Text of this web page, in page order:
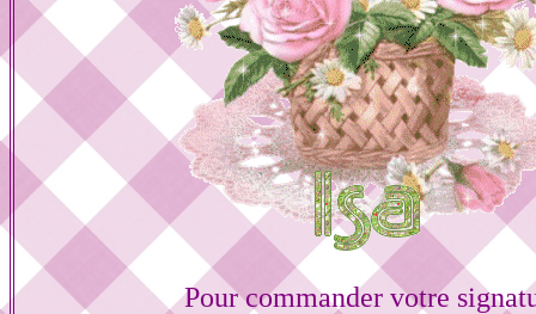
Pour commander votre